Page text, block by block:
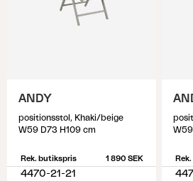
ANDY
positionsstol, Khaki/beige
W59 D73 H109 cm
Rek. butikspris 1 890 SEK
4470-21-21